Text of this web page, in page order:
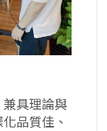
具理論與
品質佳、